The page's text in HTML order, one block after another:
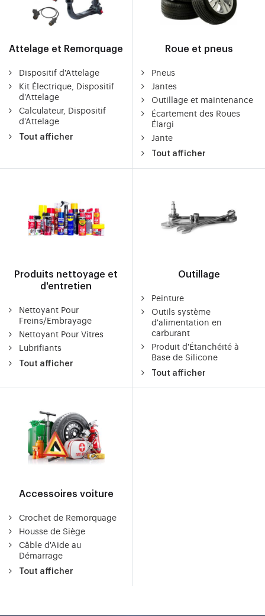
Attelage et Remorquage
Dispositif d'Attelage
Kit Électrique, Dispositif
d'Attelage
Calculateur, Dispositif
d'Attelage
Tout afficher
Roue et pneus
Pneus
Jantes
Outillage et maintenance
Écartement des Roues
Élargi
Jante
Tout afficher
Produits nettoyage et
d'entretien
Nettoyant Pour
Freins/Embrayage
Nettoyant Pour Vitres
Lubrifiants
Tout afficher
Outillage
Peinture
Outils système
d'alimentation en
carburant
Produit d'Étanchéité à
Base de Silicone
Tout afficher
Accessoires voiture
Crochet de Remorquage
Housse de Siège
Câble d'Aide au
Démarrage
Tout afficher